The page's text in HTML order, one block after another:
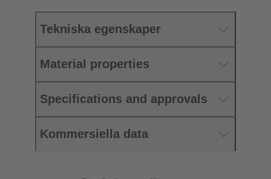
Tekniska egenskaper
Material properties
Specifications and approvals
Kommersiella data